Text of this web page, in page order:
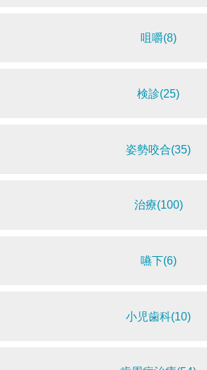
咀嚼(8)
検診(25)
姿勢咬合(35)
治療(100)
嚥下(6)
小児歯科(10)